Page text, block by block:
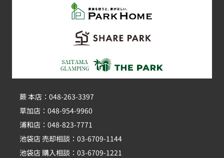
蕨 本店：048-263-3397
草加店：048-954-9960
浦和店：048-823-7771
池袋店 売却相談：03-6709-1144
池袋店 購入相談：03-6709-1221